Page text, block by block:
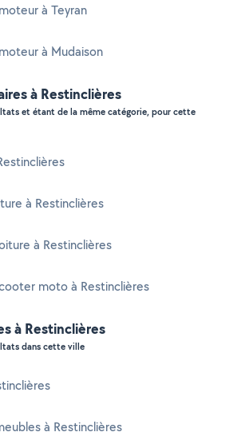
à Teyran
à Mudaison
à Restinclières
et étant de la même catégorie, pour cette
à Restinclières
à Restinclières
moto à Restinclières
à Restinclières
dans cette ville
à Restinclières